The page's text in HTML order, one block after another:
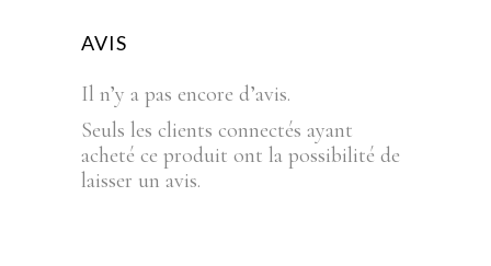
AVIS
Il n’y a pas encore d’avis.
Seuls les clients connectés ayant
acheté ce produit ont la possibilité de
laisser un avis.